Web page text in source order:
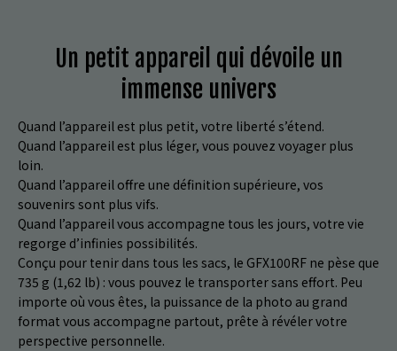
Un petit appareil qui dévoile un
immense univers
Quand l’appareil est plus petit, votre liberté s’étend.
Quand l’appareil est plus léger, vous pouvez voyager plus
loin.
Quand l’appareil offre une définition supérieure, vos
souvenirs sont plus vifs.
Quand l’appareil vous accompagne tous les jours, votre vie
regorge d’infinies possibilités.
Conçu pour tenir dans tous les sacs, le GFX100RF ne pèse que
735 g (1,62 lb) : vous pouvez le transporter sans effort. Peu
importe où vous êtes, la puissance de la photo au grand
format vous accompagne partout, prête à révéler votre
perspective personnelle.